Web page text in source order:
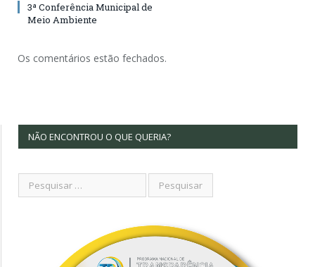
3ª Conferência Municipal de
Meio Ambiente
Os comentários estão fechados.
NÃO ENCONTROU O QUE QUERIA?